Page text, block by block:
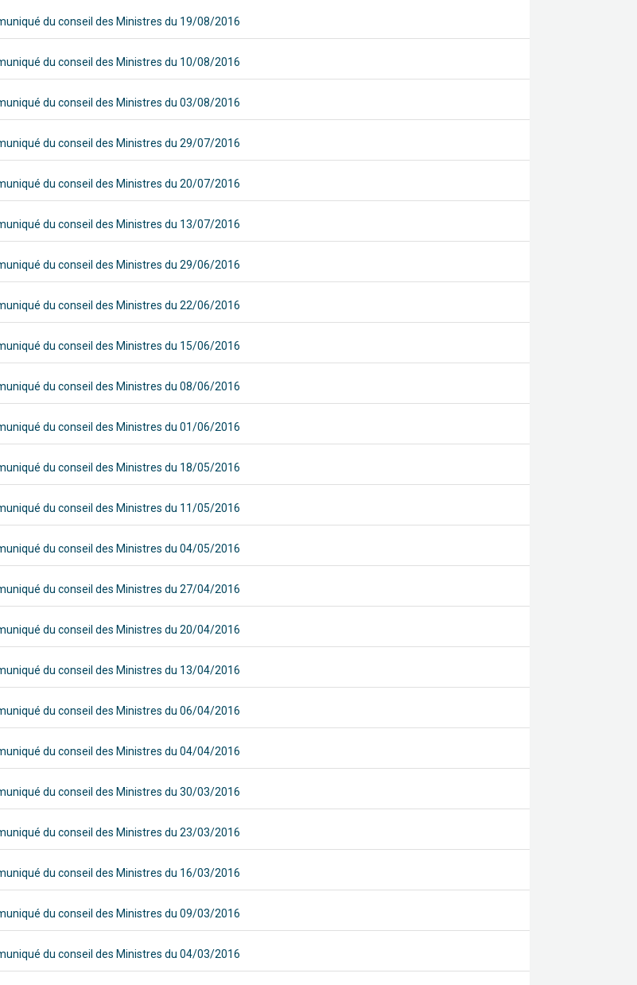
du conseil des Ministres du 19/08/2016
du conseil des Ministres du 10/08/2016
du conseil des Ministres du 03/08/2016
du conseil des Ministres du 29/07/2016
du conseil des Ministres du 20/07/2016
du conseil des Ministres du 13/07/2016
du conseil des Ministres du 29/06/2016
du conseil des Ministres du 22/06/2016
du conseil des Ministres du 15/06/2016
du conseil des Ministres du 08/06/2016
du conseil des Ministres du 01/06/2016
du conseil des Ministres du 18/05/2016
du conseil des Ministres du 11/05/2016
du conseil des Ministres du 04/05/2016
du conseil des Ministres du 27/04/2016
du conseil des Ministres du 20/04/2016
du conseil des Ministres du 13/04/2016
du conseil des Ministres du 06/04/2016
du conseil des Ministres du 04/04/2016
du conseil des Ministres du 30/03/2016
du conseil des Ministres du 23/03/2016
du conseil des Ministres du 16/03/2016
du conseil des Ministres du 09/03/2016
du conseil des Ministres du 04/03/2016